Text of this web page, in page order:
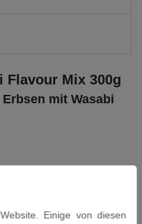
Flavour Mix 300g
mit Wasabi
Einige von diesen